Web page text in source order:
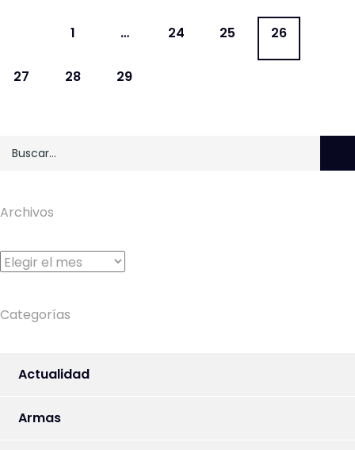
1 … 24 25 26
27 28 29
Archivos
Archivos
Categorías
Actualidad
Armas